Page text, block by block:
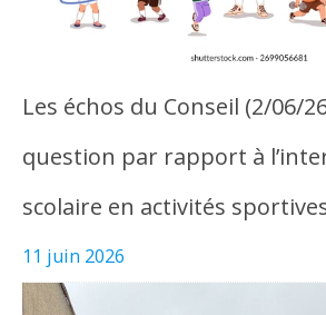
Les échos du Conseil (2/06/
question par rapport à
scolaire en activités
11 juin 2026